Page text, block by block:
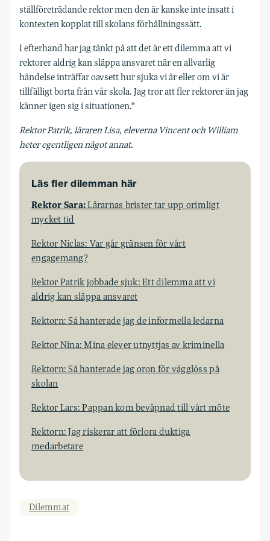
ställföreträdande rektor men den är kanske inte insatt i
kontexten kopplat till skolans förhållningssätt.
I efterhand har jag tänkt på att det är ett dilemma att vi
rektorer aldrig kan släppa ansvaret när en allvarlig
händelse inträffar oavsett hur sjuka vi är eller om vi är
tillfälligt borta från vår skola. Jag tror att fler rektorer än jag
känner igen sig i situationen.”
Rektor Patrik, läraren Lisa, eleverna Vincent och William
heter egentligen något annat.
Läs fler dilemman här
Rektor Sara:Lärarnas brister tar upp orimligt
mycket tid
Rektor Niclas: Var går gränsen för vårt
engagemang?
Rektor Patrik jobbade sjuk: Ett dilemma att vi
aldrig kan släppa ansvaret
Rektorn: Så hanterade jag de informella ledarna
Rektor Nina: Mina elever utnyttjas av kriminella
Rektorn: Så hanterade jag oron för vägglöss på
skolan
Rektor Lars: Pappan kom beväpnad till vårt möte
Rektorn: Jag riskerar att förlora duktiga
medarbetare
Dilemmat